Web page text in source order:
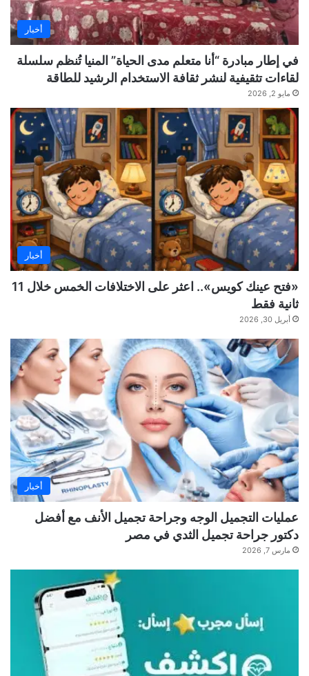
أخبار
في إطار مبادرة “أنا متعلم مدى الحياة” المنيا تُنظم سلسلة
لقاءات تثقيفية لنشر ثقافة الاستخدام الرشيد للطاقة
مايو 2, 2026
أخبار
«فتح عينك كويس».. اعثر على الاختلافات الخمس خلال 11
ثانية فقط
أبريل 30, 2026
أخبار
عمليات التجميل الوجه وجراحة تجميل الأنف مع أفضل
دكتور جراحة تجميل الثدي في مصر
مارس 7, 2026